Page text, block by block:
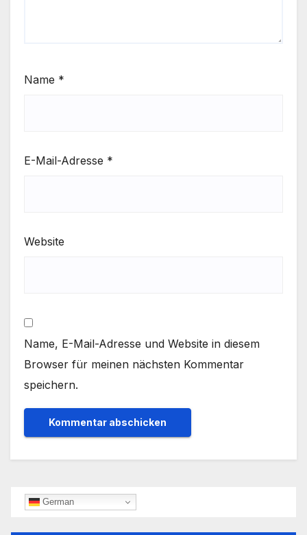
Name *
E-Mail-Adresse *
Website
Name, E-Mail-Adresse und Website in diesem
Browser für meinen nächsten Kommentar
speichern.
German